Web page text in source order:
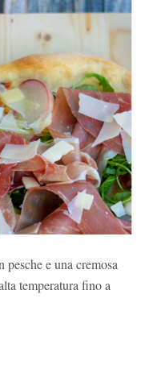
pesche e una cremosa
temperatura fino a